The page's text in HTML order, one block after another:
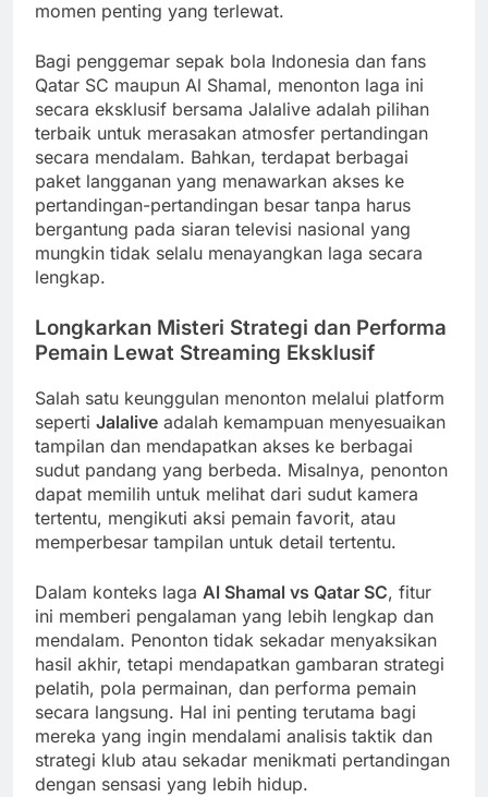
momen penting yang terlewat.
Bagi penggemar sepak bola Indonesia dan fans
Qatar SC maupun Al Shamal, menonton laga ini
secara eksklusif bersama Jalalive adalah pilihan
terbaik untuk merasakan atmosfer pertandingan
secara mendalam. Bahkan, terdapat berbagai
paket langganan yang menawarkan akses ke
pertandingan-pertandingan besar tanpa harus
bergantung pada siaran televisi nasional yang
mungkin tidak selalu menayangkan laga secara
lengkap.
Longkarkan Misteri Strategi dan Performa
Pemain Lewat Streaming Eksklusif
Salah satu keunggulan menonton melalui platform
seperti Jalalive adalah kemampuan menyesuaikan
tampilan dan mendapatkan akses ke berbagai
sudut pandang yang berbeda. Misalnya, penonton
dapat memilih untuk melihat dari sudut kamera
tertentu, mengikuti aksi pemain favorit, atau
memperbesar tampilan untuk detail tertentu.
Dalam konteks laga Al Shamal vs Qatar SC, fitur
ini memberi pengalaman yang lebih lengkap dan
mendalam. Penonton tidak sekadar menyaksikan
hasil akhir, tetapi mendapatkan gambaran strategi
pelatih, pola permainan, dan performa pemain
secara langsung. Hal ini penting terutama bagi
mereka yang ingin mendalami analisis taktik dan
strategi klub atau sekadar menikmati pertandingan
dengan sensasi yang lebih hidup.